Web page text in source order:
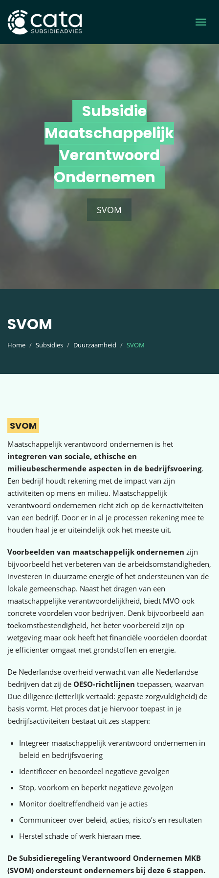
Subsidie
Maatschappelijk
Verantwoord
Ondernemen
SVOM
SVOM
Home Subsidies Duurzaamheid SVOM
SVOM
Maatschappelijk verantwoord ondernemen is het
integreren van sociale, ethische en
milieubeschermende aspecten in de bedrijfsvoering.
Een bedrijf houdt rekening met de impact van zijn
activiteiten op mens en milieu. Maatschappelijk
verantwoord ondernemen richt zich op de kernactiviteiten
van een bedrijf. Door er in al je processen rekening mee te
houden haal je er uiteindelijk ook het meeste uit.
Voorbeelden van maatschappelijk ondernemen zijn
bijvoorbeeld het verbeteren van de arbeidsomstandigheden,
investeren in duurzame energie of het ondersteunen van de
lokale gemeenschap. Naast het dragen van een
maatschappelijke verantwoordelijkheid, biedt MVO ook
concrete voordelen voor bedrijven. Denk bijvoorbeeld aan
toekomstbestendigheid, het beter voorbereid zijn op
wetgeving maar ook heeft het financiële voordelen doordat
je efficiënter omgaat met grondstoffen en energie.
De Nederlandse overheid verwacht van alle Nederlandse
bedrijven dat zij de OESO-richtlijnen toepassen, waarvan
Due diligence (letterlijk vertaald: gepaste zorgvuldigheid) de
basis vormt. Het proces dat je hiervoor toepast in je
bedrijfsactiviteiten bestaat uit zes stappen:
Integreer maatschappelijk verantwoord ondernemen in
beleid en bedrijfsvoering
Identificeer en beoordeel negatieve gevolgen
Stop, voorkom en beperkt negatieve gevolgen
Monitor doeltreffendheid van je acties
Communiceer over beleid, acties, risico’s en resultaten
Herstel schade of werk hieraan mee.
De Subsidieregeling Verantwoord Ondernemen MKB
(SVOM) ondersteunt ondernemers bij deze 6 stappen.